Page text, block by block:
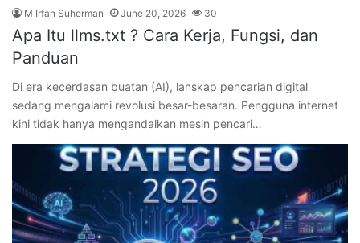
M Irfan Suherman June 20, 2026 30
Apa Itu llms.txt ? Cara Kerja, Fungsi, dan
Panduan
Di era kecerdasan buatan (AI), lanskap pencarian digital
sedang mengalami revolusi besar-besaran. Pengguna internet
kini tidak hanya mengandalkan mesin pencari…